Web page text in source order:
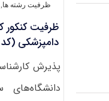
ظرفیت رشته ها
ظرفیت کنکور
دامپزشکی (کد ۱۵۰۵)
پذیرش